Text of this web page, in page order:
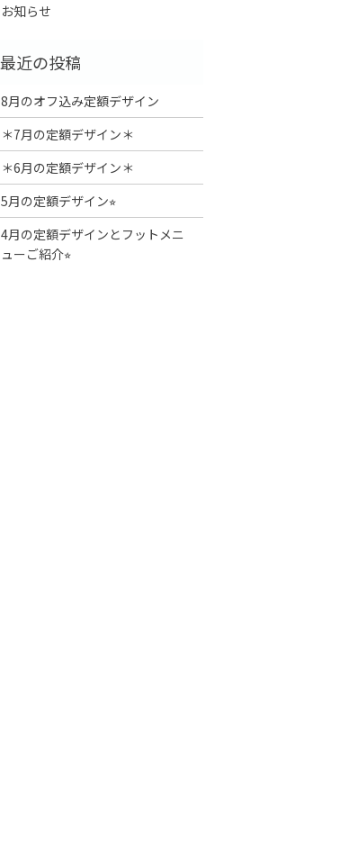
お知らせ
8月のオフ込み定額デザイン
＊7月の定額デザイン＊
＊6月の定額デザイン＊
5月の定額デザイン⭐︎
4月の定額デザインとフットメニ
ューご紹介⭐︎